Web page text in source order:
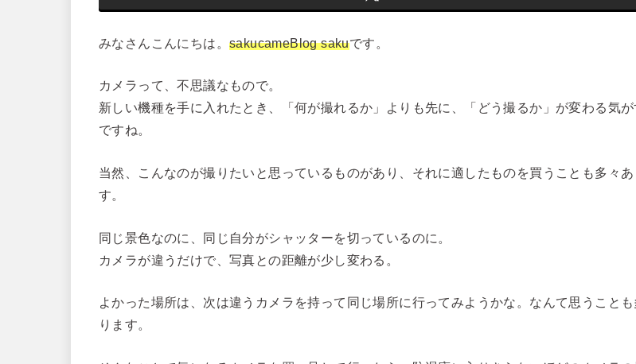
みなさんこんにちは。 sakucameBlog sakuです。
カメラって、不思議なもので。
新しい機種を手に入れたとき、「何が撮れるか」よりも先に、「どう撮るか」が変わる気が
ですね。
当然、こんなのが撮りたいと思っているものがあり、それに適したものを買うことも多々あ
す。
同じ景色なのに、同じ自分がシャッターを切っているのに。
カメラが違うだけで、写真との距離が少し変わる。
よかった場所は、次は違うカメラを持って同じ場所に行ってみようかな。なんて思うことも
ります。